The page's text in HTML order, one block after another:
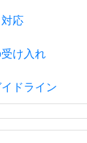
応
け入れ
ドライン